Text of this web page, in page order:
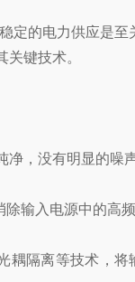
电力供应是至
键技术。
，没有明显的噪
入电源中的高频
隔离等技术，将